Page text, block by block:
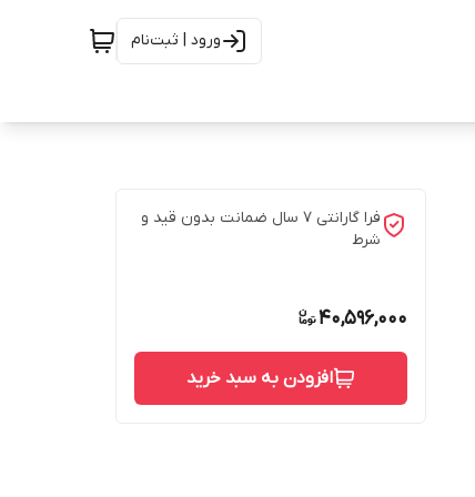
ورود | ثبت‌نام
فرا گارانتی 7 سال ضمانت بدون قید و
شرط
40,596,000
افزودن به سبد خرید